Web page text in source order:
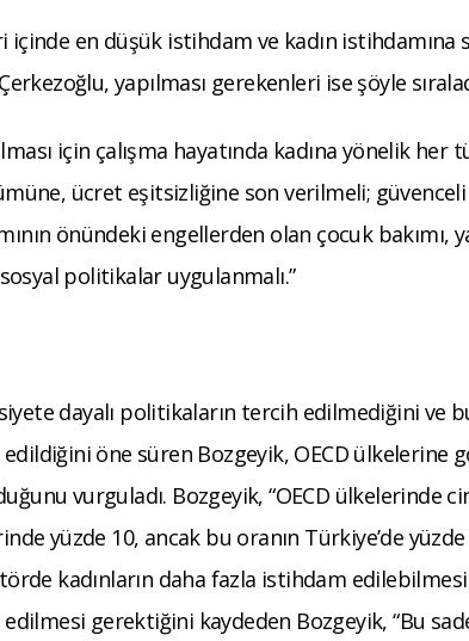
içinde en düşük istihdam ve kadın
yapılması gerekenleri ise şöyle
için çalışma hayatında kadına yönelik her
ücret eşitsizliğine son verilmeli;
önündeki engellerden olan çocuk bakımı,
politikalar uygulanmalı.”
dayalı politikaların tercih edilmediğini ve
öne süren Bozgeyik, OECD ülkelerine
vurguladı. Bozgeyik, “OECD ülkelerinde
yüzde 10, ancak bu oranın Türkiye’de yüzde
kadınların daha fazla istihdam
gerektiğini kaydeden Bozgeyik, “Bu